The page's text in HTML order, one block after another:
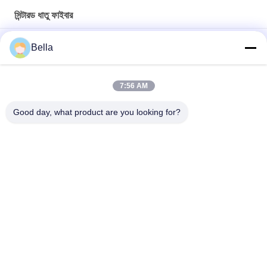
সিন্টারড ধাতু ফাইবার
২২উম পরিবাহী সিন্টার্ড মেটাল ফাইবার ফেক্রাল ফাইবার উচ্চ বৈদ্যুতিক প্রতিরোধ ক্ষমতা সহ
১২উম ২২উম সি৫৯ উচ্চ ক্ষয়রোধী হ্যাস্টেলয় ফাইবার উচ্চ তাপমাত্রা প্রতিরোধের সাথে
এসজিএস অনুমোদিত 22um এবং 35um ফেক্রাল ফাইবার আয়রন-ক্রোমিয়াম-
Bella
7:56 AM
Good day, what product are you looking for?